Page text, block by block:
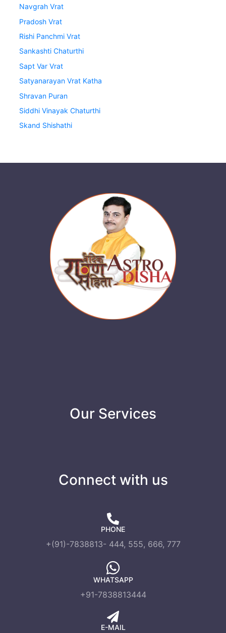
Navgrah Vrat
Pradosh Vrat
Rishi Panchmi Vrat
Sankashti Chaturthi
Sapt Var Vrat
Satyanarayan Vrat Katha
Shravan Puran
Siddhi Vinayak Chaturthi
Skand Shishathi
Our Services
Connect with us
PHONE
+(91)-7838813- 444, 555, 666, 777
WHATSAPP
+91-7838813444
E-MAIL